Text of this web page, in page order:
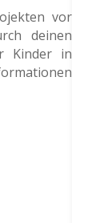
vor
deinen
Kinder in